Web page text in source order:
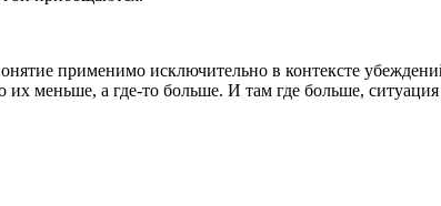
применимо исключительно в контексте
меньше, а где-то больше. И там где больше,